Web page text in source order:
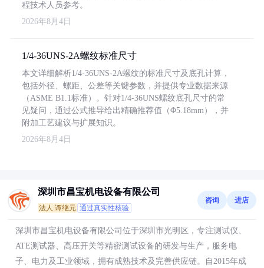
程技术人员参考。
2026年8月4日
1/4-36UNS-2A螺纹标准尺寸
本文详细解析1/4-36UNS-2A螺纹的标准尺寸及底孔计算，
包括外径、螺距、公差等关键参数，并提供专业数据来源
（ASME B1.1标准）。针对1/4-36UNS螺纹底孔尺寸的常
见疑问，通过公式推导给出精确推荐值（Φ5.18mm），并
附加工艺建议与扩展知识。
2026年8月4日
深圳市昌宝机电设备有限公司
法人:谭继元 通过真实性核验
咨询 进店
深圳市昌宝机电设备有限公司位于深圳市光明区，专注测试仪、
ATE测试器、高压开关等精密测试设备的研发与生产，服务电
子、电力及工业领域，拥有成熟技术及完善供应链。自2015年成